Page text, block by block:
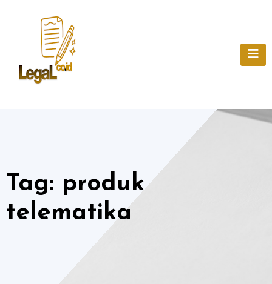
Tag: produk
telematika